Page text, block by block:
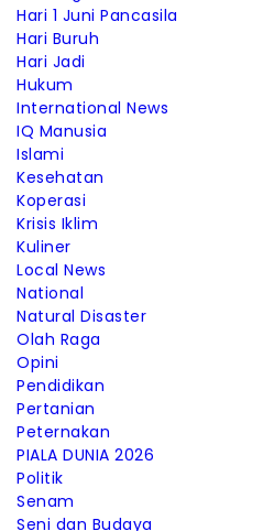
Hari 1 Juni Pancasila
Hari Buruh
Hari Jadi
Hukum
International News
IQ Manusia
Islami
Kesehatan
Koperasi
Krisis Iklim
Kuliner
Local News
National
Natural Disaster
Olah Raga
Opini
Pendidikan
Pertanian
Peternakan
PIALA DUNIA 2026
Politik
Senam
Seni dan Budaya